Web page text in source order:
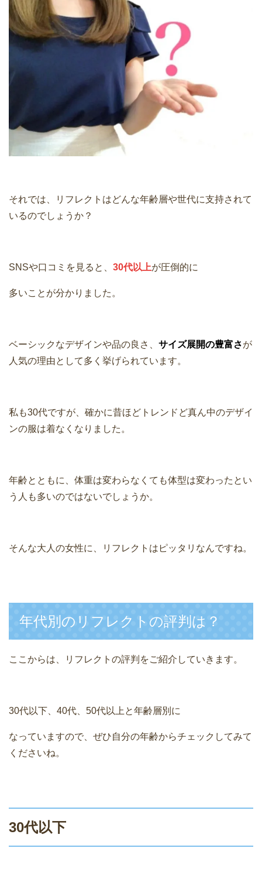
それでは、リフレクトはどんな年齢層や世代に支持されて
いるのでしょうか？
SNSや口コミを見ると、 30代以上が圧倒的に
多いことが分かりました。
ベーシックなデザインや品の良さ、 サイズ展開の豊富さが
人気の理由として多く挙げられています。
私も30代ですが、確かに昔ほどトレンドど真ん中のデザイ
ンの服は着なくなりました。
年齢とともに、体重は変わらなくても体型は変わったとい
う人も多いのではないでしょうか。
そんな大人の女性に、リフレクトはピッタリなんですね。
年代別のリフレクトの評判は？
ここからは、リフレクトの評判をご紹介していきます。
30代以下、40代、50代以上と年齢層別に
なっていますので、ぜひ自分の年齢からチェックしてみて
くださいね。
30代以下